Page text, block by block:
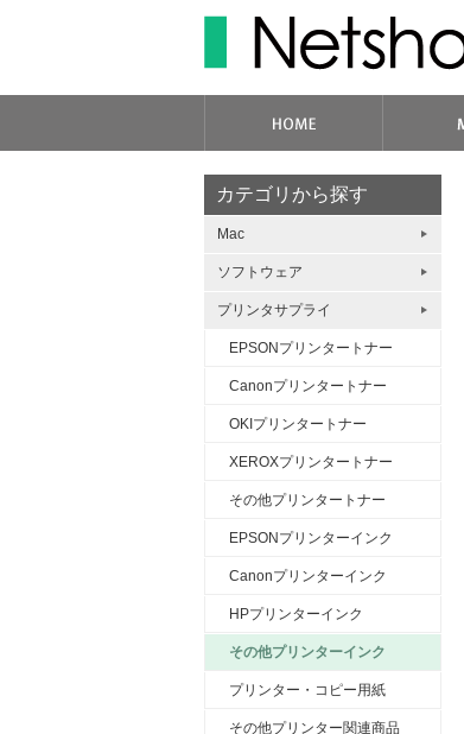
カテゴリから探す
Mac
ソフトウェア
プリンタサプライ
EPSONプリンタートナー
Canonプリンタートナー
OKIプリンタートナー
XEROXプリンタートナー
その他プリンタートナー
EPSONプリンターインク
Canonプリンターインク
HPプリンターインク
その他プリンターインク
プリンター・コピー用紙
その他プリンター関連商品